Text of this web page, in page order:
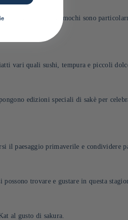
Questi mochi sono
vari quali sushi, tempura e piccoli
edizioni speciali di sakè per
il paesaggio primaverile e condividere
trovare e gustare in questa
al gusto di sakura.